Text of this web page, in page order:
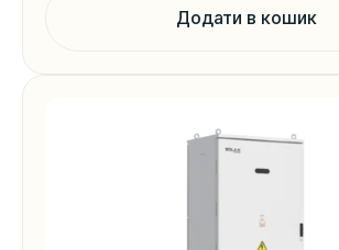
Додати в кошик